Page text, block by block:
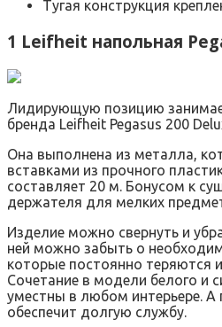
Тугая конструкция
1 Leifheit напольная
Лидирующую позицию
бренда Leifheit Pegasus 200
Она выполнена из металла,
вставками из прочного
составляет 20 м. Бонусом к
держателя для мелких
Изделие можно свернуть и
ней можно забыть о
которые постоянно теряются
Сочетание в модели белого и
уместны в любом интерьере. А
обеспечит долгую службу.